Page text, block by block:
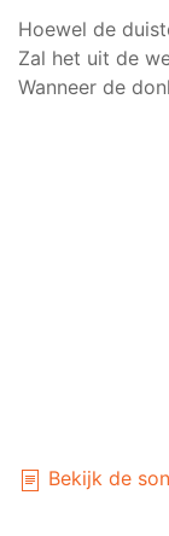
Hoewel de
Zal het uit de
Wanneer de
Bekijk de